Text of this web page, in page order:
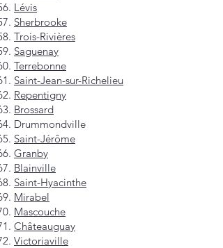
Lévis
Sherbrooke
Trois-Rivières
Saguenay
Terrebonne
Saint-Jean-sur-Richelieu
Repentigny
Brossard
Drummondville
Saint-Jérôme
Granby
Blainville
Saint-Hyacinthe
Mirabel
Mascouche
Châteauguay
Victoriaville